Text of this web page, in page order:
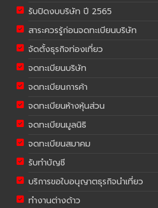
รับปิดงบบริษัท ปี 2565
สาระควรรู้ก่อนจดทะเบียนบริษัท
จัดตั้งธุรกิจท่องเที่ยว
จดทะเบียนบริษัท
จดทะเบียนการค้า
จดทะเบียนห้างหุ้นส่วน
จดทะเบียนมูลนิธิ
จดทะเบียนสมาคม
รับทำบัญชี
บริการขอใบอนุญาตธุรกิจนำเที่ยว
ทำงานต่างด้าว